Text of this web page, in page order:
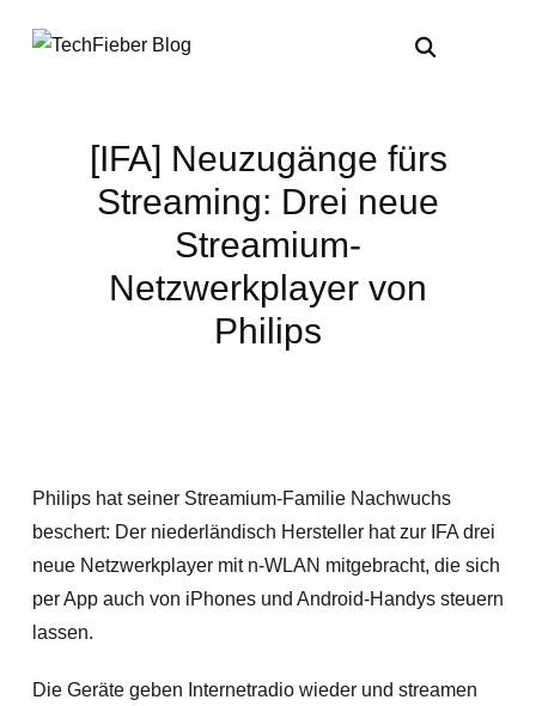
[IFA] Neuzugänge fürs
Streaming: Drei neue
Streamium-
Netzwerkplayer von
Philips
Philips hat seiner Streamium-Familie Nachwuchs
beschert: Der niederländisch Hersteller hat zur IFA drei
neue Netzwerkplayer mit n-WLAN mitgebracht, die sich
per App auch von iPhones und Android-Handys steuern
lassen.
Die Geräte geben Internetradio wieder und streamen